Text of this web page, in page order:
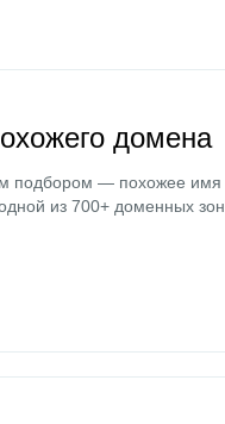
домена
подбором — похожее имя
из 700+ доменных зон.